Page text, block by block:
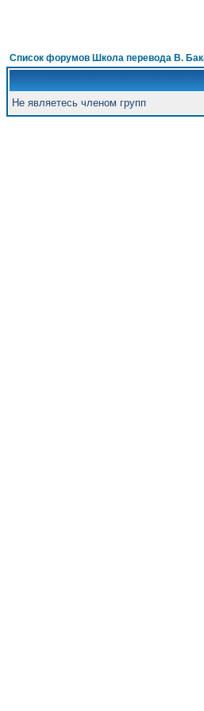
Список форумов Школа перевода В.
Не являетесь членом групп